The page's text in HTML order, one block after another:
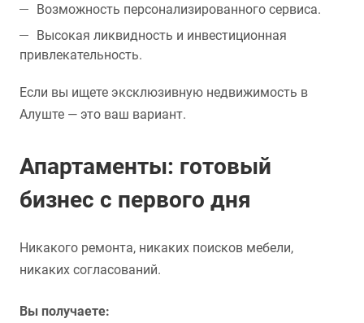
Возможность персонализированного сервиса.
Высокая ликвидность и инвестиционная
привлекательность.
Если вы ищете эксклюзивную недвижимость в
Алуште — это ваш вариант.
Апартаменты: готовый
бизнес с первого дня
Никакого ремонта, никаких поисков мебели,
никаких согласований.
Вы получаете: